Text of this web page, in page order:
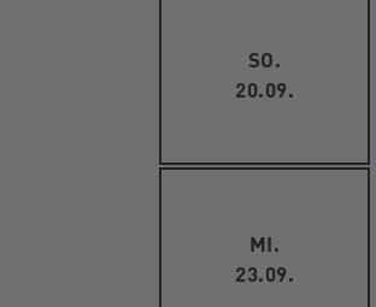
SO.
20.09.
MI.
23.09.